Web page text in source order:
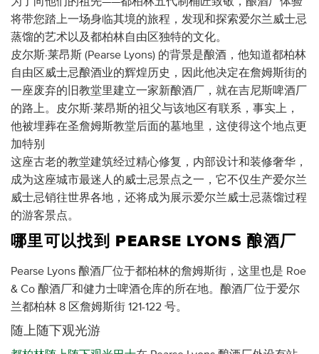
将带您踏上一场身临其境的旅程，发现和探索爱尔兰威士忌
蒸馏的艺术以及都柏林自由区独特的文化。
皮尔斯·莱昂斯 (Pearse Lyons) 的背景是酿酒，他知道都柏林
自由区威士忌酿酒业的辉煌历史，因此他决定在詹姆斯街的
一座废弃的旧教堂里建立一家新酿酒厂，就在吉尼斯啤酒厂
的路上。皮尔斯·莱昂斯的祖父与该地区有联系，事实上，
他被埋葬在圣詹姆斯教堂后面的墓地里，这使得这个地点更
加特别
这座古老的教堂建筑经过精心修复，内部设计和装修奢华，
成为这座城市最迷人的威士忌景点之一，它不仅生产爱尔兰
威士忌销往世界各地，还将成为展示爱尔兰威士忌蒸馏过程
的游客景点。
哪里可以找到 PEARSE LYONS 酿酒厂
Pearse Lyons 酿酒厂位于都柏林的詹姆斯街，这里也是 Roe
& Co 酿酒厂和健力士啤酒仓库的所在地。酿酒厂位于爱尔
兰都柏林 8 区詹姆斯街 121-122 号。
随上随下观光游